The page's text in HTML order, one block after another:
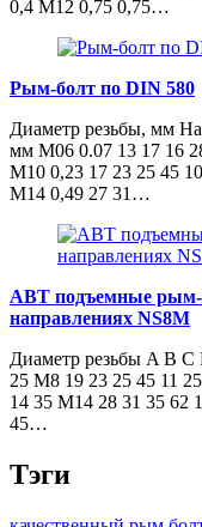
0,4 М12 0,75 0,75…
Рым-болт по DIN 580
Диаметр резьбы, мм
мм M06 0.07 13 17 16
M10 0,23 17 23 25 45
M14 0,49 27 31…
ABT подъемные рым-
направлениях NS8M
Диаметр резьбы A B C
25 M8 19 23 25 45 11
14 35 M14 28 31 35 62
45…
Тэги